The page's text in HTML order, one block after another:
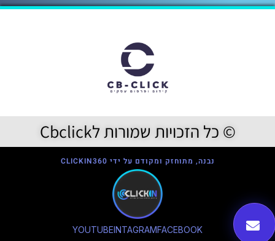
© כל הזכויות שמורות לCbclick
נבנה, מתוחזק ומקודם על ידי CLICKIN360
FACEBOOK
INTAGRAM
YOUTUBE